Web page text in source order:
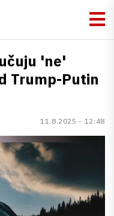
'ne'
Trump-Putin
11.8.2025 - 12:48